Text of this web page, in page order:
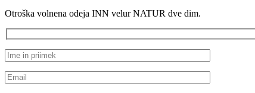
Otroška volnena odeja INN velur NATUR dve dim.